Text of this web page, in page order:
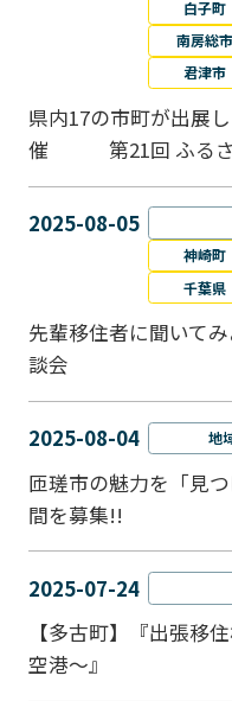
白子町
南房総市
君津市
県内17の市町が出展
催 第21回 ふるさ
2025-08-05
神崎町
千葉県
先輩移住者に聞いて
談会
2025-08-04 地
匝瑳市の魅力を「見
間を募集!!
2025-07-24
【多古町】『出張移
空港～』